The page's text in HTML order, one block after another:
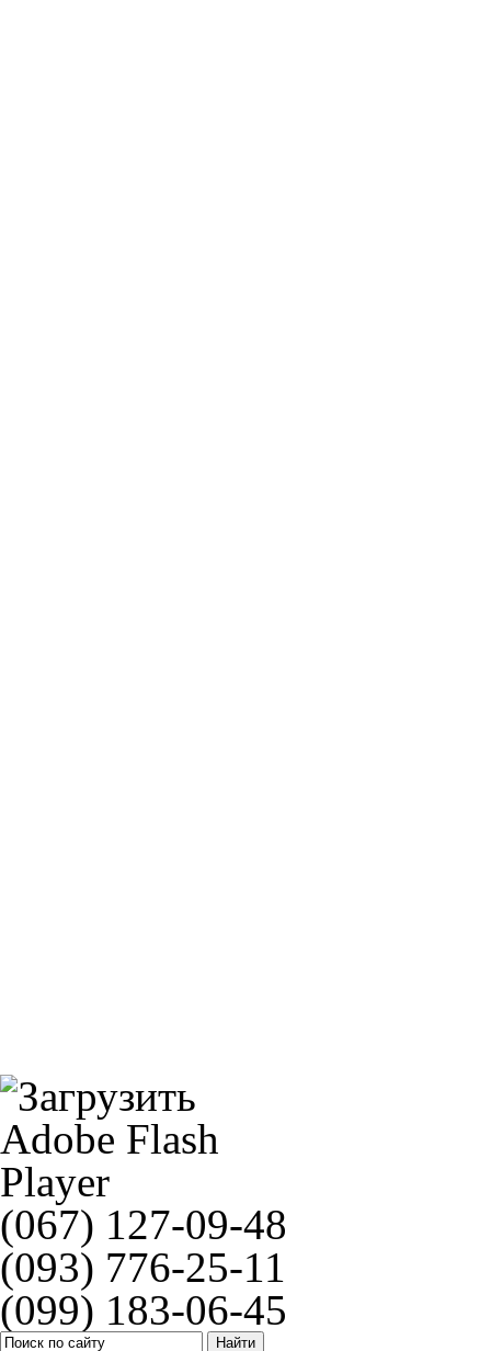
(067) 127-09-48
(093) 776-25-11
(099) 183-06-45